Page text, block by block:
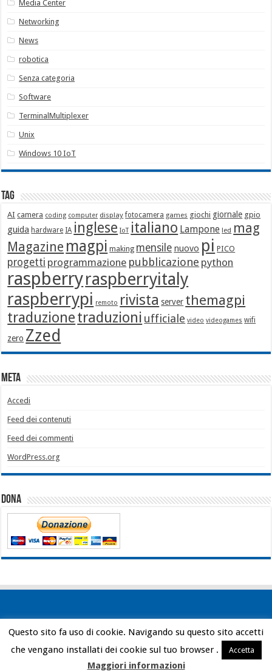
Media Center
Networking
News
robotica
Senza categoria
Software
TerminalMultiplexer
Unix
Windows 10 IoT
Tag
AI camera coding computer display fotocamera games giochi giornale gpio
guida hardware IA inglese IoT italiano Lampone led mag
Magazine magpi making mensile nuovo pi PICO
progetti programmazione pubblicazione python
raspberryraspberryitaly
raspberrypi remoto rivista server themagpi
traduzionetraduzioni ufficiale video videogames wifi
zero Zzed
Meta
Accedi
Feed dei contenuti
Feed dei commenti
WordPress.org
Dona
Powered by WordPress| Designed by Bob Vann
© Copyright 2026, All Rights Reserved
Questo sito fa uso di cookie. Navigando su questo sito accetti
che vengano installati dei cookie sul tuo browser .
Accetta
Maggiori informazioni